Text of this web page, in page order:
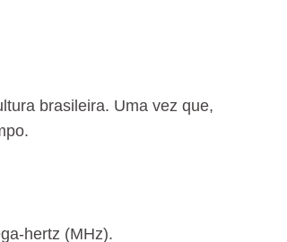
brasileira. Uma vez que,
hertz (MHz).